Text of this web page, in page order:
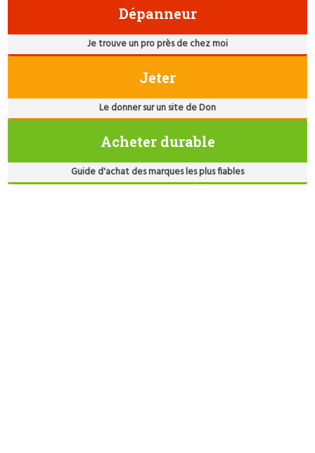
Dépanneur
Je trouve un pro près de chez moi
Jeter
Le donner sur un site de Don
Acheter durable
Guide d'achat des marques les plus fiables